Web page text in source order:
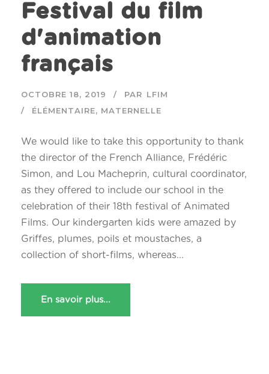
Festival du film
d'animation
français
OCTOBRE 18, 2019 PAR LFIM
ÉLÉMENTAIRE, MATERNELLE
We would like to take this opportunity to thank
the director of the French Alliance, Frédéric
Simon, and Lou Macheprin, cultural coordinator,
as they offered to include our school in the
celebration of their 18th festival of Animated
Films. Our kindergarten kids were amazed by
Griffes, plumes, poils et moustaches, a
collection of short-films, whereas...
En savoir plus...